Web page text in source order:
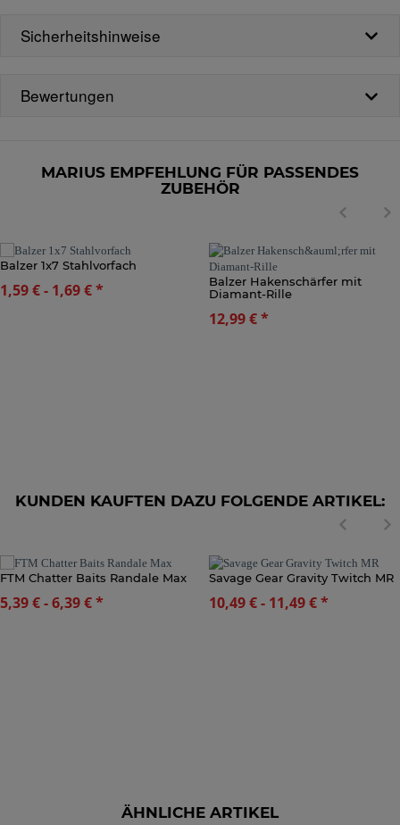
Sicherheitshinweise
Bewertungen
MARIUS EMPFEHLUNG FÜR PASSENDES
ZUBEHÖR
Balzer 1x7 Stahlvorfach
1,59 € - 1,69 €*
Balzer Hakenschärfer mit
Diamant-Rille
12,99 €*
KUNDEN KAUFTEN DAZU FOLGENDE ARTIKEL:
FTM Chatter Baits Randale Max
5,39 € -6,39 €*
Savage Gear Gravity Twitch MR
10,49 € - 11,49 €*
ÄHNLICHE ARTIKEL